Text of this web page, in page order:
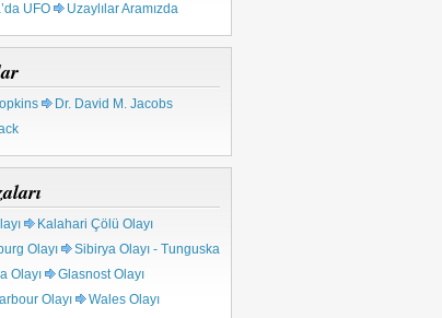
UFO
Uzaylılar Aramızda
Dr. David M. Jacobs
Kalahari Çölü Olayı
Olayı
Sibirya Olayı - Tunguska
Olayı
Glasnost Olayı
Olayı
Wales Olayı